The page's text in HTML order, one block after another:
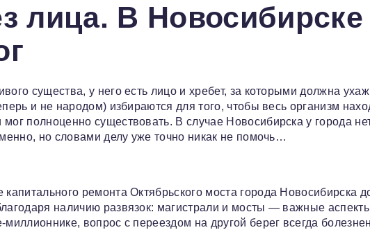
лица. В Новосибирске
существа, у него есть лицо и хребет, за которыми должна
и не народом) избираются для того, чтобы весь организм
полноценно существовать. В случае Новосибирска у города
но словами делу уже точно никак не помочь…
ремонта Октябрьского моста города Новосибирска
наличию развязок: магистрали и мосты — важные
вопрос с переездом на другой берег всегда